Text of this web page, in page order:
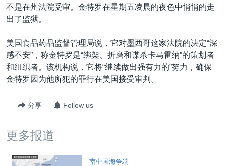
到
检
非洲
全球议题
军事
环境
国会报道
美国建国250周年
埃博拉疫情
美国之音专访
重要讲话与声明
台海两岸关系
南中国海争端
关注西藏
VOA今日焦点
关注我们
不是在州法院受审。金特罗在星期五凌晨的夜色中悄悄的走
出了监狱。
美国食品药品监督管理局说，它对墨西哥这家法院的决定“深
感不安”，称金特罗是“绑架、折磨和谋杀卡马雷纳”的策划者
和组织者。该机构说，它将“继续做出强有力的”努力，确保
金特罗因为他所犯的罪行在美国接受审判。
分享 Follow us
更多报道
南中国海争端